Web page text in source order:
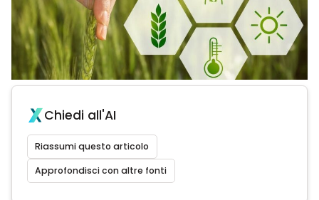
Chiedi all'AI
Riassumi questo articolo
Approfondisci con altre fonti